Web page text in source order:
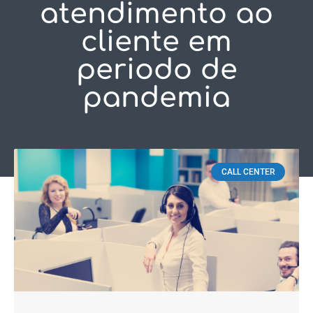
Fale Conosco
atendimento ao
cliente em
periodo de
pandemia
Início atendimento ao cliente em periodo de pandemia
CALL CENTER